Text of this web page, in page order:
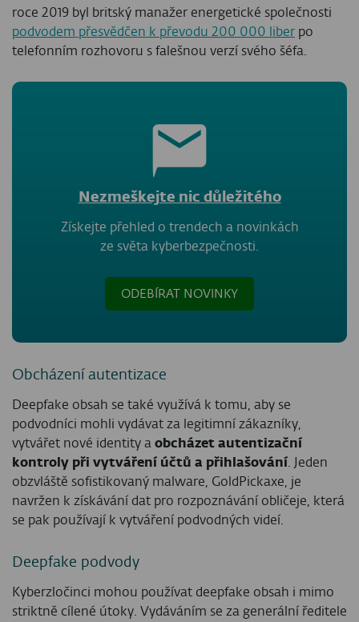
roce 2019 byl britský manažer energetické společnosti
podvodem přesvědčen k převodu 200 000 liber po
telefonním rozhovoru s falešnou verzí svého šéfa.
Nezmeškejte nic důležitého
Získejte přehled o trendech a novinkách
ze světa kyberbezpečnosti.
ODEBÍRAT NOVINKY
Obcházení autentizace
Deepfake obsah se také využívá k tomu, aby se
podvodníci mohli vydávat za legitimní zákazníky,
vytvářet nové identity a obcházet autentizační
kontroly při vytváření účtů a přihlašování. Jeden
obzvláště sofistikovaný malware, GoldPickaxe, je
navržen k získávání dat pro rozpoznávání obličeje, která
se pak používají k vytváření podvodných videí.
Deepfake podvody
Kyberzločinci mohou používat deepfake obsah i mimo
striktně cílené útoky. Vydáváním se za generální ředitele